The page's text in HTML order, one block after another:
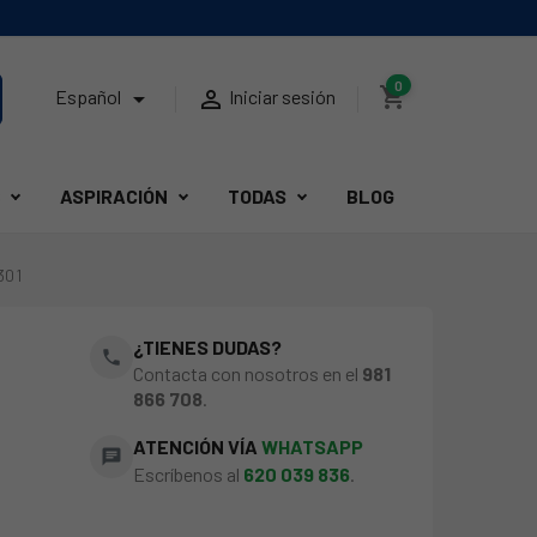
Español   Iniciar sesión shopping_cart
0
ASPIRACIÓN TODAS BLOG
phone
¿TIENES DUDAS?
Contacta con nosotros en el 981
866 708.
chat ATENCIÓN VÍAWHATSAPP
Escríbenos al 620 039 836